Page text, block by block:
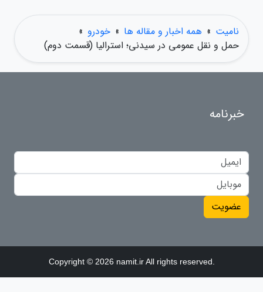
نامیت » همه اخبار و مقاله ها » خودرو »
حمل و نقل عمومی در سیدنی؛ استرالیا (قسمت دوم)
خبرنامه
عضویت
Copyright © 2026 namit.ir All rights reserved.